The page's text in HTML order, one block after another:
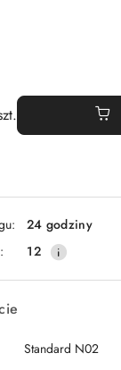
24 godziny
12
Standard N02